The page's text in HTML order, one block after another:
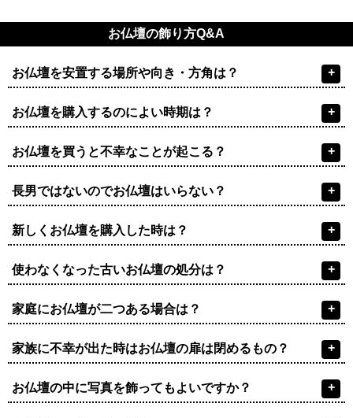
お仏壇の飾り方Q&A
お仏壇を安置する場所や向き・方角は？ +
お仏壇を購入するのによい時期は？ +
お仏壇を買うと不幸なことが起こる？ +
長男ではないのでお仏壇はいらない？ +
新しくお仏壇を購入した時は？ +
使わなくなった古いお仏壇の処分は？ +
家庭にお仏壇が二つある場合は？ +
家族に不幸が出た時はお仏壇の扉は閉めるもの？ +
お仏壇の中に写真を飾ってもよいですか？ +